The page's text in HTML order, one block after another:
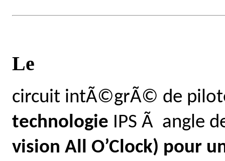
Le
circuit intÃ©grÃ© de
technologie IPS Ã angle
vision All O’Clock) pour